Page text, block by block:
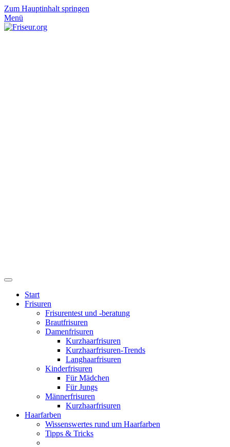
Zum Hauptinhalt springen
Menü
Start
Frisuren
Frisurentest und -beratung
Brautfrisuren
Damenfrisuren
Kurzhaarfrisuren
Kurzhaarfrisuren-Trends
Langhaarfrisuren
Kinderfrisuren
Für Mädchen
Für Jungs
Männerfrisuren
Kurzhaarfrisuren
Haarfarben
Wissenswertes rund um Haarfarben
Tipps & Tricks